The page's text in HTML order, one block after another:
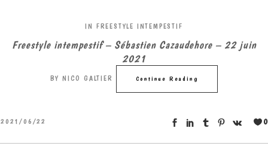
IN FREESTYLE INTEMPESTIF
Freestyle intempestif – Sébastien Cazaudehore – 22 juin
2021
BY NICO GALTIER Continue Reading
2021/06/22 0